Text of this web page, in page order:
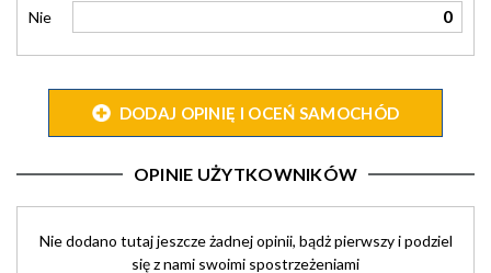
Nie 0
DODAJ OPINIĘ I OCEŃ SAMOCHÓD
OPINIE UŻYTKOWNIKÓW
Nie dodano tutaj jeszcze żadnej opinii, bądż pierwszy i podziel
się z nami swoimi spostrzeżeniami